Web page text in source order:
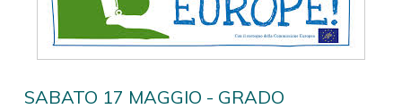
SABATO 17 MAGGIO - GRADO